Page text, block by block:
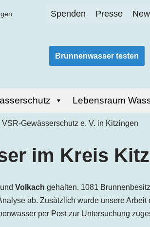
Spenden Presse
Brunnenwasser testen
Lebensraum
im Kreis
und Volkach gehalten. 1081
ab. Zusätzlich wurde unsere
per Post zur Untersuchung